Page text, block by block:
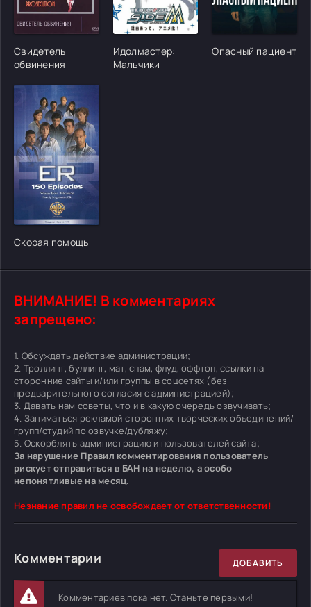
[/xfgiven_cvh_poster_urlcvh_poster_url]
Свидетель
обвинения
[/xfgiven_cvh_poster_urlcvh_poster_url]
Идолмастер:
Мальчики
Опасный пациент
[/xfgiven_cvh_poster_urlcvh_poster_url]
Скорая помощь
ВНИМАНИЕ! В комментариях
запрещено:
1. Обсуждать действие администрации;
2. Троллинг, буллинг, мат, спам, флуд, оффтоп, ссылки на
сторонние сайты и/или группы в соцсетях (без
предварительного согласия с администрацией);
3. Давать нам советы, что и в какую очередь озвучивать;
4. Заниматься рекламой сторонних творческих объединений/
групп/студий по озвучке/дубляжу;
5. Оскорблять администрацию и пользователей сайта;
За нарушение Правил комментирования пользователь
рискует отправиться в БАН на неделю, а особо
непонятливые на месяц.
Незнание правил не освобождает от ответственности!
Комментарии ДОБАВИТЬ
Комментариев пока нет. Станьте первыми!